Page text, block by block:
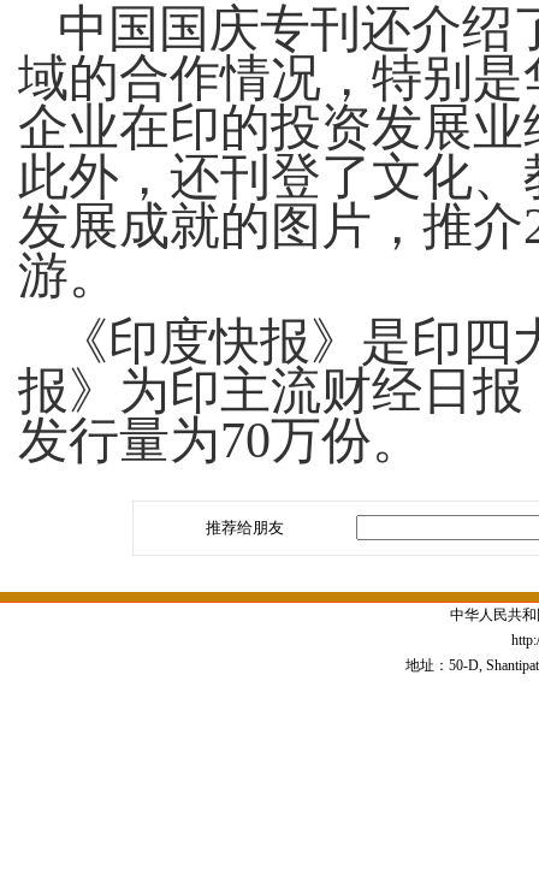
中国国庆专刊还介绍
域的合作情况，特别
企业在印的投资发展
此外，还刊登了文化
发展成就的图片，推
游。
《印度快报》是印
报》为印主流财经日
发行量为70万份。
推荐给朋友
中华人民共
地址：50-D,